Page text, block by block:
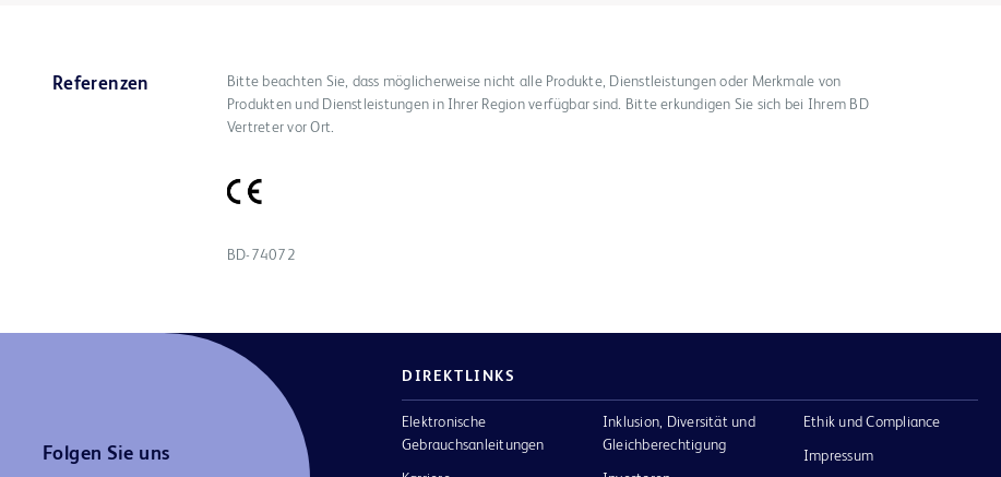
Referenzen
Bitte beachten Sie, dass möglicherweise nicht alle Produkte, Dienstleistungen oder Merkmale von
Produkten und Dienstleistungen in Ihrer Region verfügbar sind. Bitte erkundigen Sie sich bei Ihrem BD
Vertreter vor Ort.
BD-74072
Folgen Sie uns
DIREKTLINKS
Elektronische
Gebrauchsanleitungen
Inklusion, Diversität und
Gleichberechtigung
Ethik und Compliance
Impressum